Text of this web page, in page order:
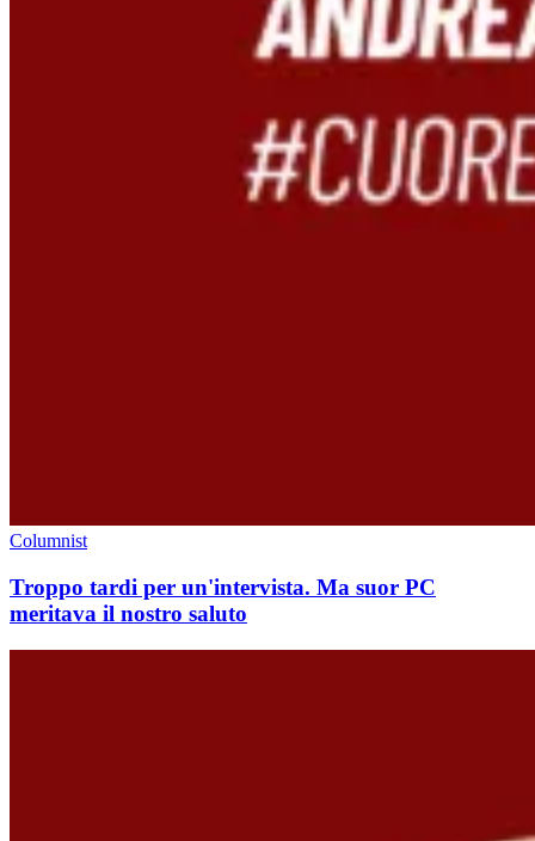
Columnist
Troppo tardi per un'intervista. Ma suor PC
meritava il nostro saluto